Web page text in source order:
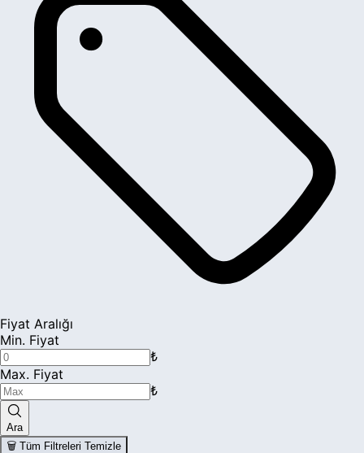
Fiyat Aralığı
Min. Fiyat
₺
Max. Fiyat
₺
Ara
🗑️ Tüm Filtreleri Temizle